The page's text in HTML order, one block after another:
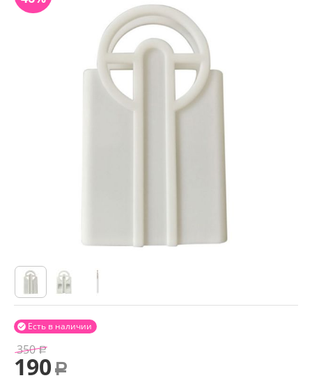
Есть в наличии

350 Р
190 Р